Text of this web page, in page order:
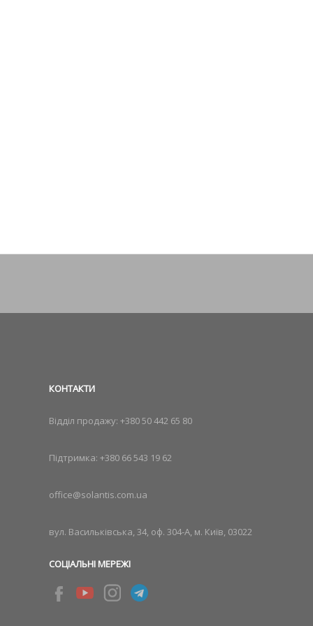
КОНТАКТИ
Відділ продажу: +380 50 442 65 80
Підтримка: +380 66 543 19 62
office@solantis.com.ua
вул. Васильківська, 34, оф. 304-А, м. Київ, 03022
СОЦІАЛЬНІ МЕРЕЖІ